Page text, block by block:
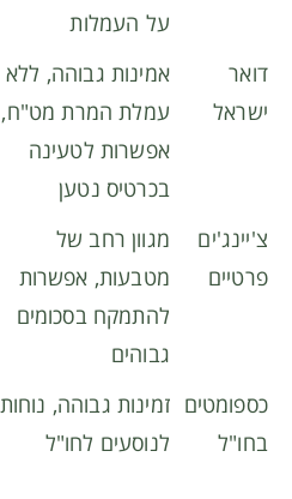
על העמלות
דואר
ישראל
אמינות גבוהה, ללא
עמלת המרת מט"ח,
אפשרות לטעינה
בכרטיס נטען
צ'יינג'ים
פרטיים
מגוון רחב של
מטבעות, אפשרות
להתמקח בסכומים
גבוהים
כספומטים
בחו"ל
זמינות גבוהה, נוחות
לנוסעים לחו"ל